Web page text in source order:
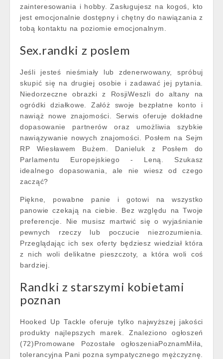
zainteresowania i hobby. Zasługujesz na kogoś, kto
jest emocjonalnie dostępny i chętny do nawiązania z
tobą kontaktu na poziomie emocjonalnym.
Sex.randki z poslem
Jeśli jesteś nieśmiały lub zdenerwowany, spróbuj
skupić się na drugiej osobie i zadawać jej pytania.
Niedorzeczne obrazki z RosjiWeszli do altany na
ogródki działkowe. Załóż swoje bezpłatne konto i
nawiąż nowe znajomości. Serwis oferuje dokładne
dopasowanie partnerów oraz umożliwia szybkie
nawiązywanie nowych znajomości. Posłem na Sejm
RP Wiesławem Bużem. Danieluk z Posłem do
Parlamentu Europejskiego - Leną. Szukasz
idealnego dopasowania, ale nie wiesz od czego
zacząć?
Piękne, powabne panie i gotowi na wszystko
panowie czekają na ciebie. Bez względu na Twoje
preferencje. Nie musisz martwić się o wyjaśnianie
pewnych rzeczy lub poczucie niezrozumienia.
Przeglądając ich sex oferty będziesz wiedział która
z nich woli delikatne pieszczoty, a która woli coś
bardziej.
Randki z starszymi kobietami
poznan
Hooked Up Tackle oferuje tylko najwyższej jakości
produkty najlepszych marek. Znaleziono ogłoszeń
(72)Promowane Pozostałe ogłoszeniaPoznamMiła,
tolerancyjna Pani pozna sympatycznego mężczyznę.